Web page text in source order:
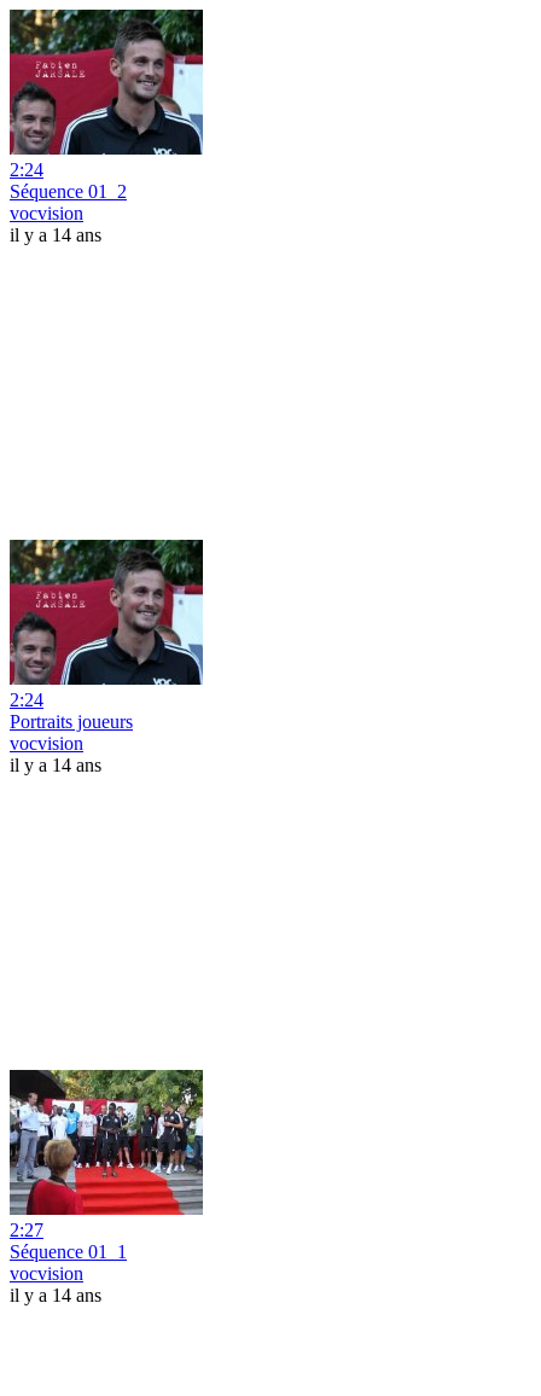
2:24
Séquence 01_2
vocvision
il y a 14 ans
2:24
Portraits joueurs
vocvision
il y a 14 ans
2:27
Séquence 01_1
vocvision
il y a 14 ans